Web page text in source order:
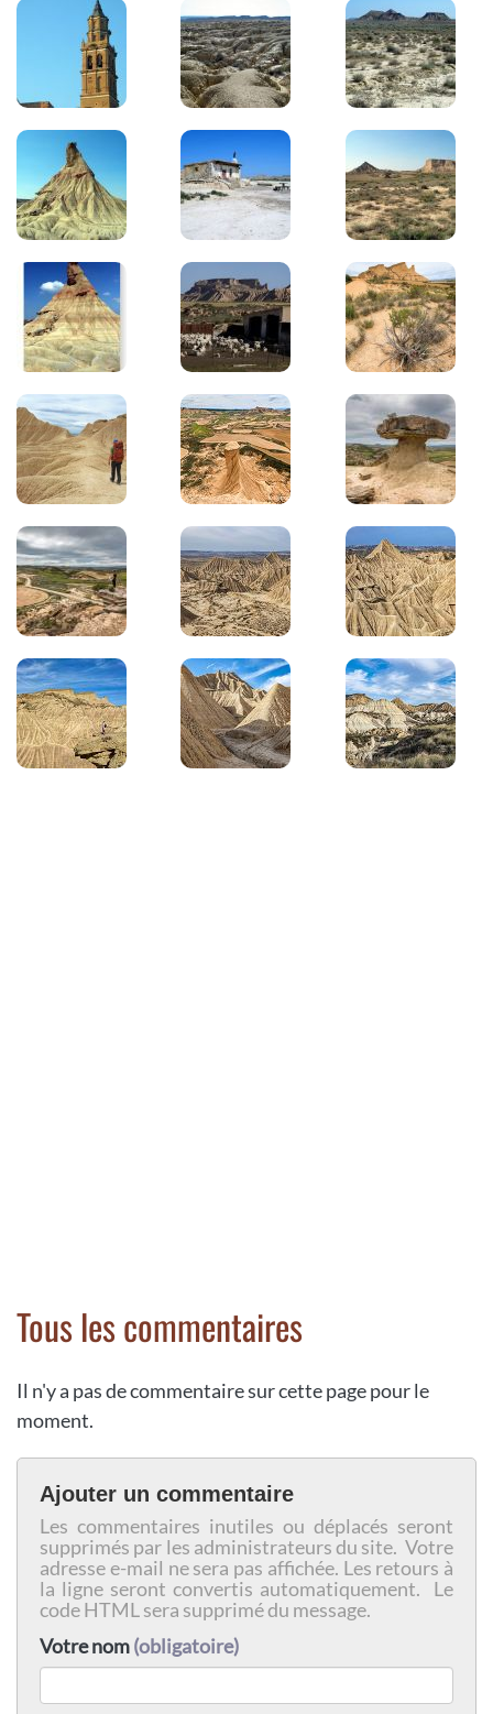
Tous les commentaires
Il n'y a pas de commentaire sur cette page pour le
moment.
Ajouter un commentaire
Les commentaires inutiles ou déplacés seront
supprimés par les administrateurs du site. Votre
adresse e-mail ne sera pas affichée. Les retours à
la ligne seront convertis automatiquement. Le
code HTML sera supprimé du message.
Votre nom(obligatoire)